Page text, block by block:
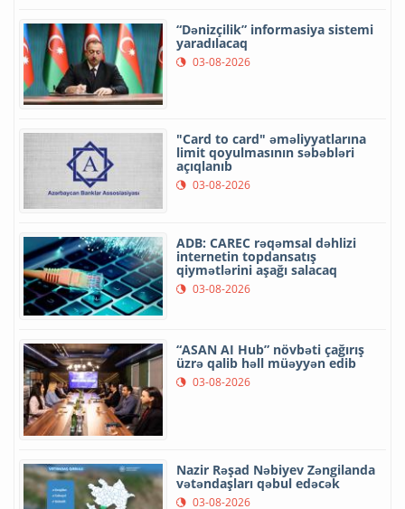
“Dənizçilik” informasiya sistemi
yaradılacaq
03-08-2026
"Card to card" əməliyyatlarına
limit qoyulmasının səbəbləri
açıqlanıb
03-08-2026
ADB: CAREC rəqəmsal dəhlizi
internetin topdansatış
qiymətlərini aşağı salacaq
03-08-2026
“ASAN AI Hub” növbəti çağırış
üzrə qalib həll müəyyən edib
03-08-2026
Nazir Rəşad Nəbiyev Zəngilanda
vətəndaşları qəbul edəcək
03-08-2026